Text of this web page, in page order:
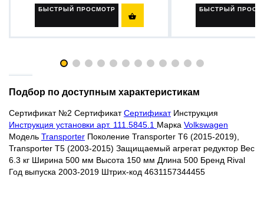
БЫСТРЫЙ ПРОСМОТР

БЫСТРЫЙ
Подбор по доступным характеристикам
Сертификат №2 СертификатСертификатИнструкция
Инструкция установки арт. 111.5845.1 Марка Volkswagen
Модель Transporter Поколение Transporter T6 (2015-2019),
Transporter T5 (2003-2015) Защищаемый агрегат редуктор Вес
6.3 кг Ширина 500 мм Высота 150 мм Длина 500 Бренд Rival
Год выпуска 2003-2019 Штрих-код 4631157344455